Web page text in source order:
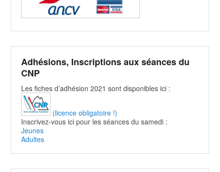
Adhésions, Inscriptions aux séances du
CNP
Les fiches d’adhésion 2021 sont disponibles ici :
(licence obligatoire !)
Inscrivez-vous ici pour les séances du samedi :
Jeunes
Adultes